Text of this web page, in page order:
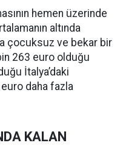
hemen üzerinde
altında
çocuksuz ve bekar bir
263 euro olduğu
İtalya’daki
daha fazla
KALAN